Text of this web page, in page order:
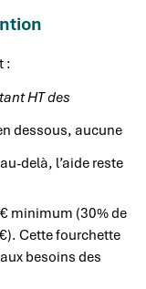
:
HT des
dessous, aucune
delà, l’aide reste
minimum (30% de
Cette fourchette
besoins des